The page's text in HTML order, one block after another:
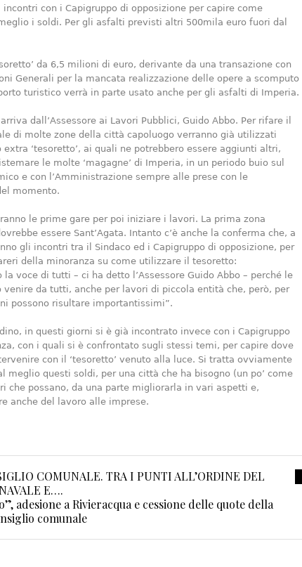
incontri con i Capigruppo di opposizione per capire come
i soldi. Per gli asfalti previsti altri 500mila euro fuori dal
da 6,5 milioni di euro, derivante da una transazione con
Generali per la mancata realizzazione delle opere a scomputo
turistico verrà in parte usato anche per gli asfalti di Imperia.
dall’Assessore ai Lavori Pubblici, Guido Abbo. Per rifare il
di molte zone della città capoluogo verranno già utilizzati
extra ‘tesoretto’, ai quali ne potrebbero essere aggiunti altri,
le molte ‘magagne’ di Imperia, in un periodo buio sul
e con l’Amministrazione sempre alle prese con le
momento.
le prime gare per poi iniziare i lavori. La prima zona
essere Sant’Agata. Intanto c’è anche la conferma che, a
gli incontri tra il Sindaco ed i Capigruppo di opposizione, per
della minoranza su come utilizzare il tesoretto:
la voce di tutti – ci ha detto l’Assessore Guido Abbo – perché le
venire da tutti, anche per lavori di piccola entità che, però, per
possono risultare importantissimi”.
in questi giorni si è già incontrato invece con i Capigruppo
con i quali si è confrontato sugli stessi temi, per capire dove
con il ‘tesoretto’ venuto alla luce. Si tratta ovviamente
meglio questi soldi, per una città che ha bisogno (un po’ come
che possano, da una parte migliorarla in vari aspetti e,
anche del lavoro alle imprese.
COMUNALE. TRA I PUNTI ALL’ORDINE DEL
E….
adesione a Rivieracqua e cessione delle quote della
comunale